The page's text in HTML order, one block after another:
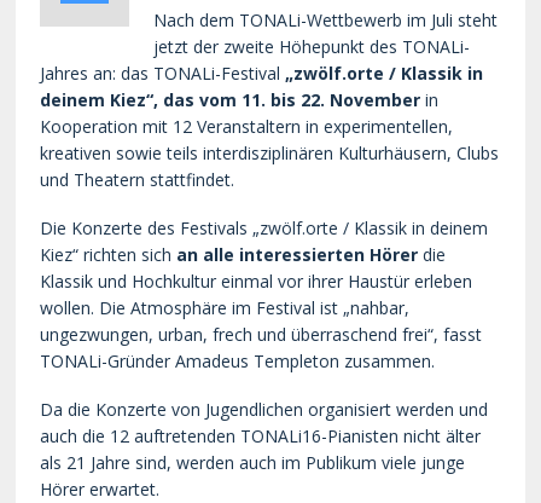
Nach dem TONALi-Wettbewerb im Juli steht
jetzt der zweite Höhepunkt des TONALi-
Jahres an: das TONALi-Festival „zwölf.orte / Klassik in
deinem Kiez“, das vom 11. bis 22. November in
Kooperation mit 12 Veranstaltern in experimentellen,
kreativen sowie teils interdisziplinären Kulturhäusern, Clubs
und Theatern stattfindet.
Die Konzerte des Festivals „zwölf.orte / Klassik in deinem
Kiez“ richten sich an alle interessierten Hörer die
Klassik und Hochkultur einmal vor ihrer Haustür erleben
wollen. Die Atmosphäre im Festival ist „nahbar,
ungezwungen, urban, frech und überraschend frei“, fasst
TONALi-Gründer Amadeus Templeton zusammen.
Da die Konzerte von Jugendlichen organisiert werden und
auch die 12 auftretenden TONALi16-Pianisten nicht älter
als 21 Jahre sind, werden auch im Publikum viele junge
Hörer erwartet.